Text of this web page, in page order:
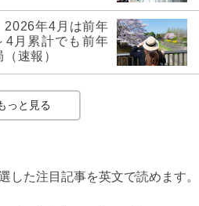
2026年4月は前年
4月累計でも前年
速報）
っと見る
した注目記事を英文で読めます。